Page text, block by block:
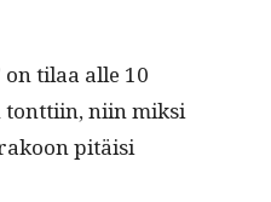
on tilaa alle 10
niin mik­si
pitäisi